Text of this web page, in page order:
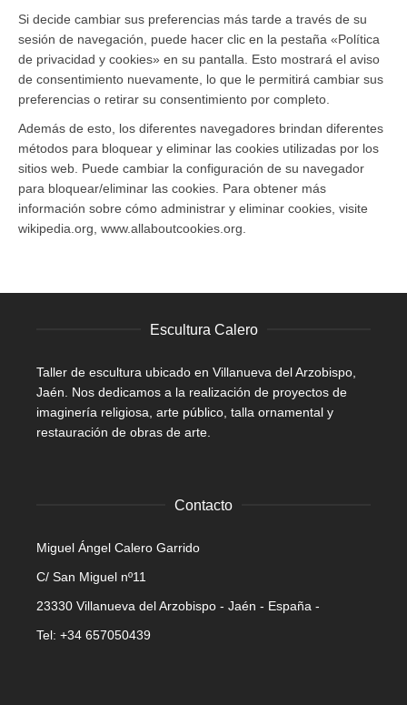
Si decide cambiar sus preferencias más tarde a través de su
sesión de navegación, puede hacer clic en la pestaña «Política
de privacidad y cookies» en su pantalla. Esto mostrará el aviso
de consentimiento nuevamente, lo que le permitirá cambiar sus
preferencias o retirar su consentimiento por completo.
Además de esto, los diferentes navegadores brindan diferentes
métodos para bloquear y eliminar las cookies utilizadas por los
sitios web. Puede cambiar la configuración de su navegador
para bloquear/eliminar las cookies. Para obtener más
información sobre cómo administrar y eliminar cookies, visite
wikipedia.org, www.allaboutcookies.org.
Escultura Calero
Taller de escultura ubicado en Villanueva del Arzobispo,
Jaén. Nos dedicamos a la realización de proyectos de
imaginería religiosa, arte público, talla ornamental y
restauración de obras de arte.
Contacto
Miguel Ángel Calero Garrido
C/ San Miguel nº11
23330 Villanueva del Arzobispo - Jaén - España -
Tel: +34 657050439